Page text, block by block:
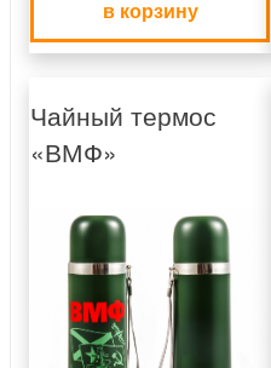
в корзину
Чайный термос
«ВМФ»